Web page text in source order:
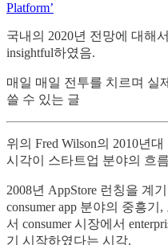
Platform’
국내의 2020년 전망에 대해
insightful하였음.
매일 매일 전투를 치르며 실
쓸 수 있는 글
위의 Fred Wilson의 2010년
시각이 스타트업 분야의 흐
2008년 AppStore 런칭을 계
consumer app 분야의 중흥
서 consumer 시장에서
기 시작하였다는 시각.